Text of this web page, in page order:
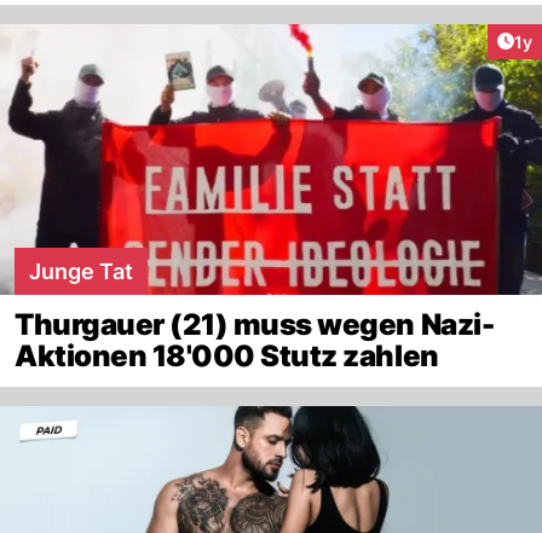
1y
Junge Tat
Thurgauer (21) muss wegen Nazi-
Aktionen 18'000 Stutz zahlen